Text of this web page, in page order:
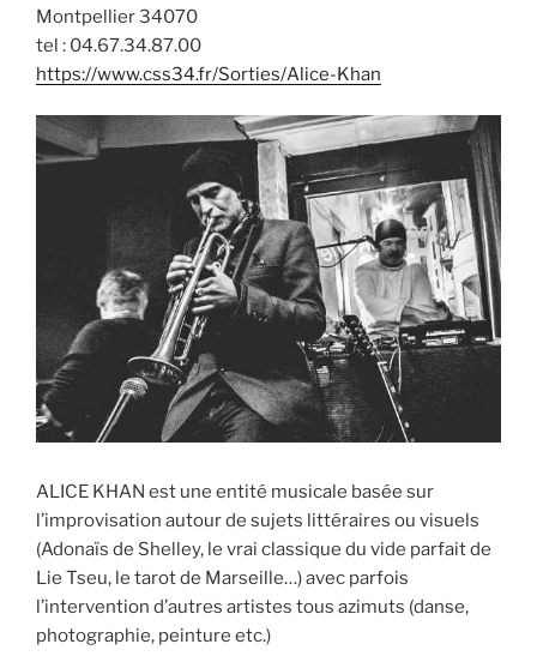
Montpellier 34070
tel : 04.67.34.87.00
https://www.css34.fr/Sorties/Alice-Khan
ALICE KHAN est une entité musicale basée sur
l’improvisation autour de sujets littéraires ou visuels
(Adonaïs de Shelley, le vrai classique du vide parfait de
Lie Tseu, le tarot de Marseille…) avec parfois
l’intervention d’autres artistes tous azimuts (danse,
photographie, peinture etc.)